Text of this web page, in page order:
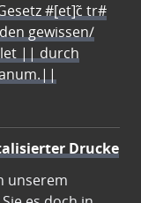
#[et]c̃ tr#
gewissen/
|| durch
Drucke
unserem